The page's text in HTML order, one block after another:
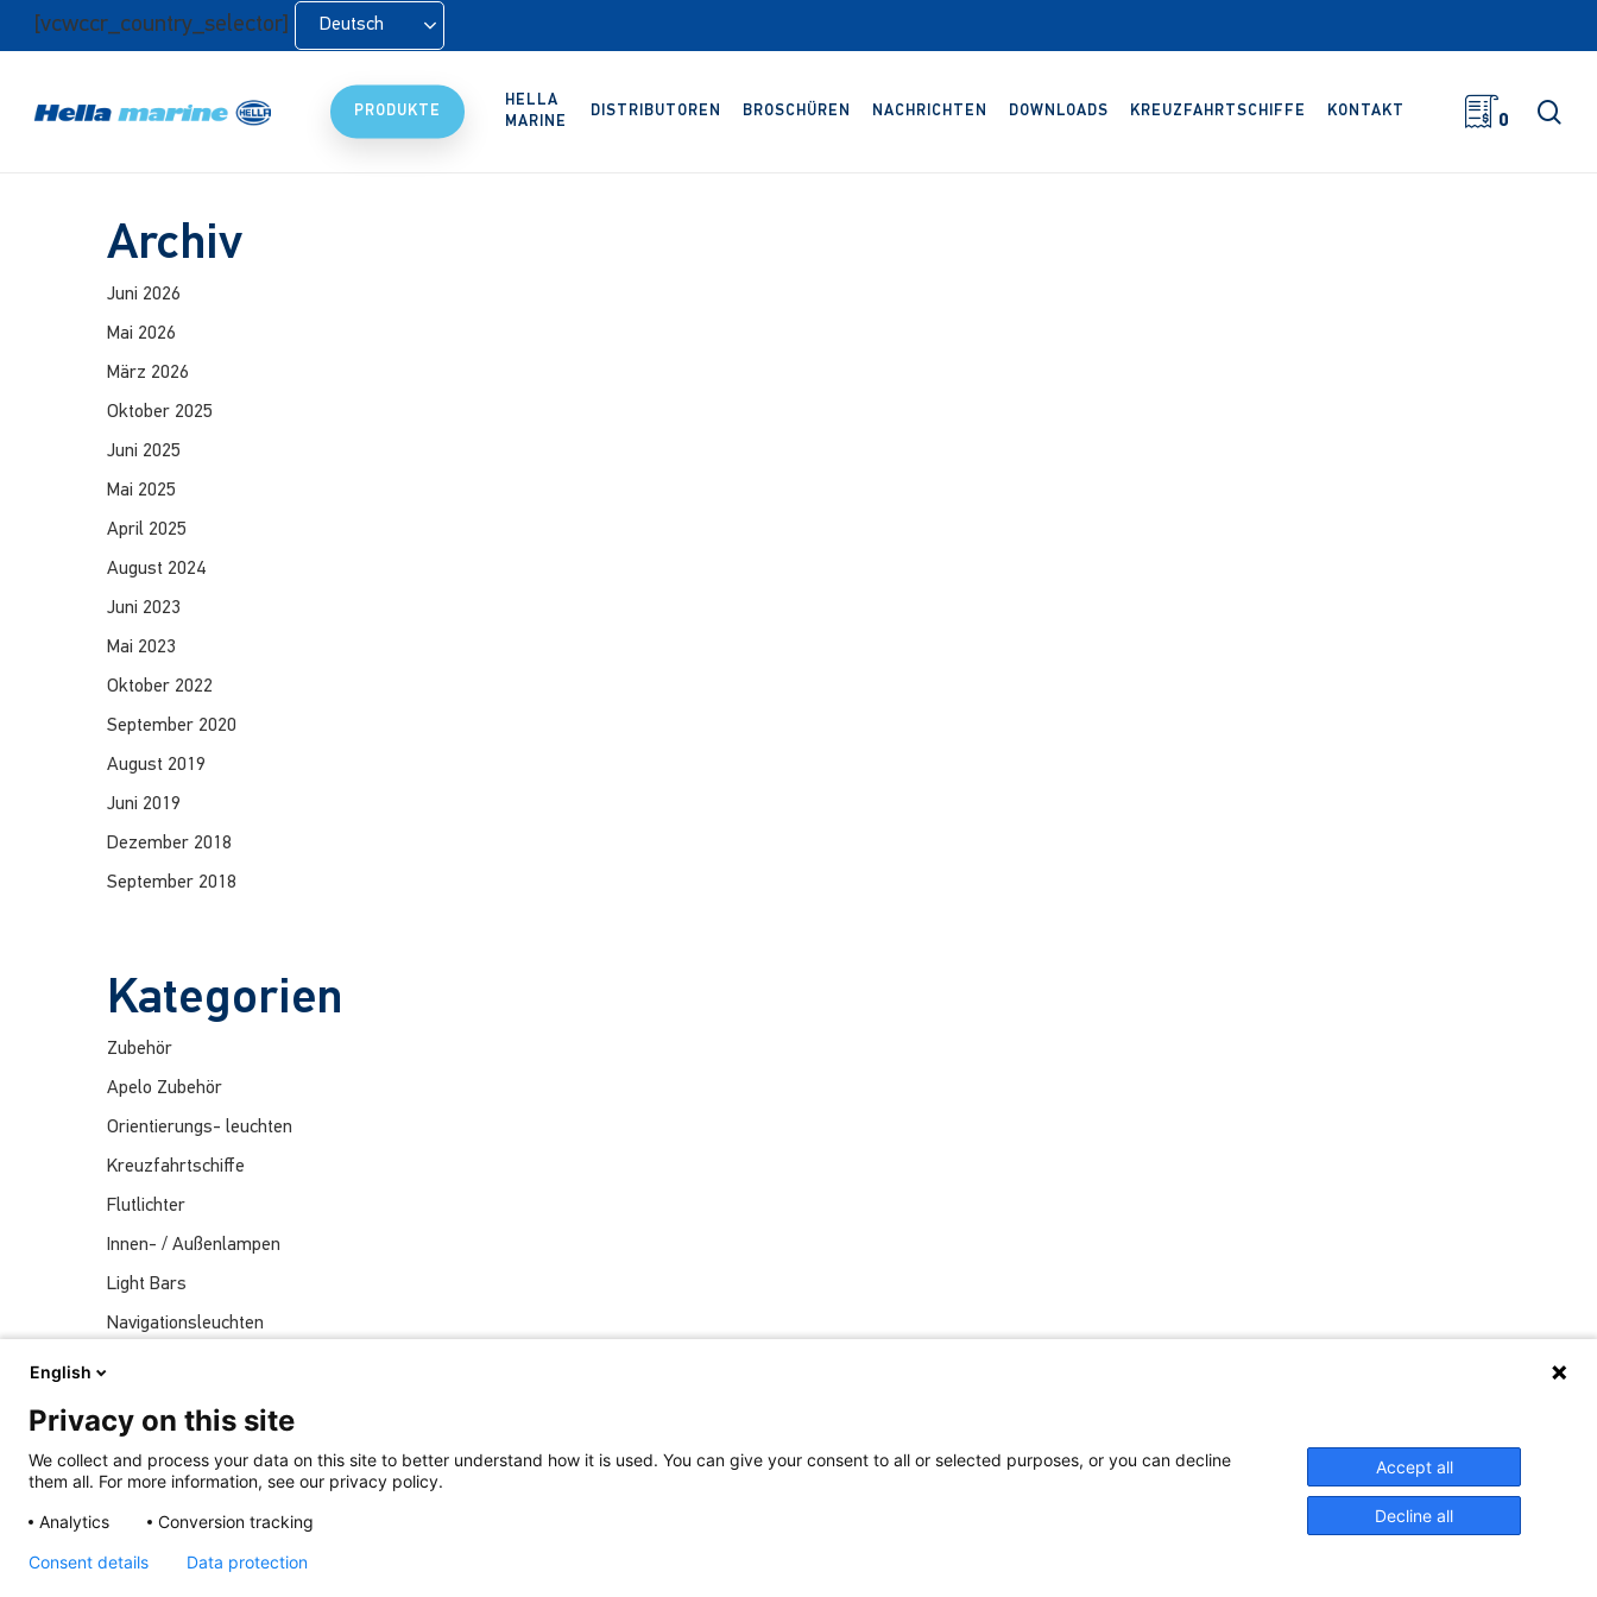
Zum[vcwccr_country_selector] Deutsch
PRODUKTE
HELLA
MARINE
DISTRIBUTOREN BROSCHÜREN NACHRICHTEN DOWNLOADS KREUZFAHRTSCHIFFE KONTAKT
0
Archiv
Juni 2026
Mai 2026
März 2026
Oktober 2025
Juni 2025
Mai 2025
April 2025
August 2024
Juni 2023
Mai 2023
Oktober 2022
September 2020
August 2019
Juni 2019
Dezember 2018
September 2018
Kategorien
Zubehör
Apelo Zubehör
Orientierungs- leuchten
Kreuzfahrtschiffe
Flutlichter
Innen- / Außenlampen
Light Bars
Navigationsleuchten
Unterwasserlichter
Kürzlich Veröffentlicht
English
Privacy on this site
We collect and process your data on this site to better understand how it is used. You can give your consent to all or selected purposes, or you can decline
them all. For more information, see our privacy policy.
Analytics
Conversion tracking
Accept all
Decline all
Consent details Data protection